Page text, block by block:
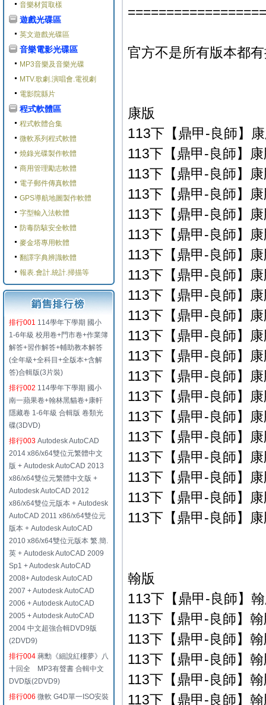
音樂材質取樣
遊戲光碟區
英文遊戲光碟區
音樂電影光碟區
MP3音樂及音樂光碟
MTV.歌劇.演唱會.電視劇
電影院縣片
程式軟體區
程式軟體合集
微軟系列程式軟體
燒錄光碟製作軟體
商用管理勵志軟體
電子郵件傳真軟體
GPS導航地圖製作軟體
字型輸入法軟體
防毒防駭安全軟體
麥金塔專用軟體
翻譯字典辨識軟體
報表.會計.統計.掃描等
排行001 114學年下學期 國小
1-6年級 校用卷+門市卷+作業簿
解答+習作解答+輔助教本解答
(全年級+全科目+全版本+含解
答)合輯版(3片裝)
排行002 114學年下學期 國小
南一蘋果卷+翰林黑貓卷+康軒
隱藏卷 1-6年級 合輯版 卷類光
碟(3DVD)
排行003 Autodesk AutoCAD
2014 x86/x64雙位元繁體中文
版 + Autodesk AutoCAD 2013
x86/x64雙位元繁體中文版 +
Autodesk AutoCAD 2012
x86/x64雙位元版本 + Autodesk
AutoCAD 2011 x86/x64雙位元
版本 + Autodesk AutoCAD
2010 x86/x64雙位元版本 繁.簡.
英 + Autodesk AutoCAD 2009
Sp1 + Autodesk AutoCAD
2008+ Autodesk AutoCAD
2007 + Autodesk AutoCAD
2006 + Autodesk AutoCAD
2005 + Autodesk AutoCAD
2004 中文超強合輯DVD9版
(2DVD9)
排行004 蔣勳《細說紅樓夢》八
十回全 MP3有聲書 合輯中文
DVD版(2DVD9)
排行006 微軟 G4D單一ISO安裝
官方不是所有版本都
康版
113下【鼎甲-良師】
113下【鼎甲-良師】
113下【鼎甲-良師】
113下【鼎甲-良師】
113下【鼎甲-良師】
113下【鼎甲-良師】
113下【鼎甲-良師】
113下【鼎甲-良師】
113下【鼎甲-良師】
113下【鼎甲-良師】
113下【鼎甲-良師】
113下【鼎甲-良師】
113下【鼎甲-良師】
113下【鼎甲-良師】
113下【鼎甲-良師】
113下【鼎甲-良師】
113下【鼎甲-良師】
113下【鼎甲-良師】
113下【鼎甲-良師】
113下【鼎甲-良師】
翰版
113下【鼎甲-良師】
113下【鼎甲-良師】
113下【鼎甲-良師】
113下【鼎甲-良師】
113下【鼎甲-良師】
113下【鼎甲-良師】